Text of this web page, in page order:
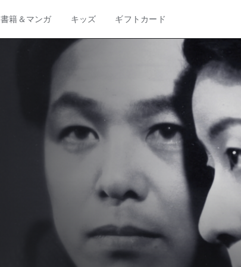
書籍＆マンガ キッズ ギフトカード